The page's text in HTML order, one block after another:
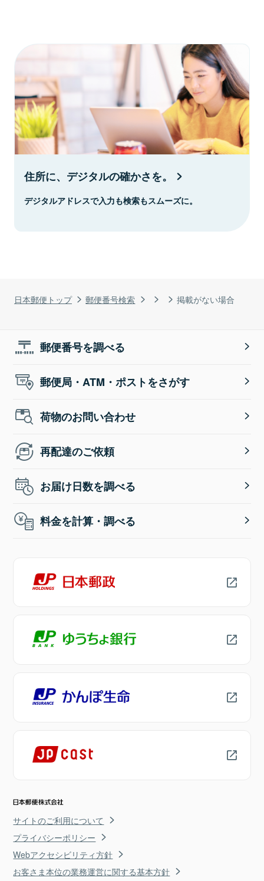
日本郵便トップ 郵便番号検索 掲載がない場合
住所に、デジタルの確かさを。
デジタルアドレスで入力も検索もスムーズに。
郵便番号を調べる
郵便局・ATM・ポストをさがす
荷物のお問い合わせ
再配達のご依頼
お届け日数を調べる
料金を計算・調べる
サイトのご利用について
プライバシーポリシー
Webアクセシビリティ方針
お客さま本位の業務運営に関する基本方針